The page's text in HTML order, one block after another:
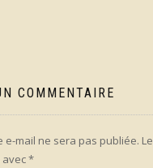
COMMENTAIRE
e-mail ne sera pas publiée.
*